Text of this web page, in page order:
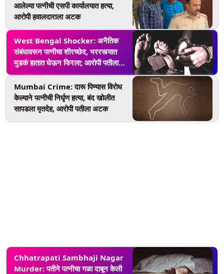
आलेल्या पत्नीची एसपी कार्यालयात हत्या,
आरोपी हवालदाराला अटक
West Bengal Shocker: अनैतिक
संबंधावरून पत्नीचा शीरच्छेद, भररस्त्यात
मुडकं हातात घेऊन फिरला; आरोपी पतीला
अटक
Mumbai Crime: दारू पिण्यास विरोध
केल्याने पत्नीची निर्घृण हत्या, बंद खोलीत
सापडला मृतदेह, आरोपी पतीला अटक
Chhatrapati Sambhaji Nagar
Murder: पतीने पत्नीचा गळा दाबून केली